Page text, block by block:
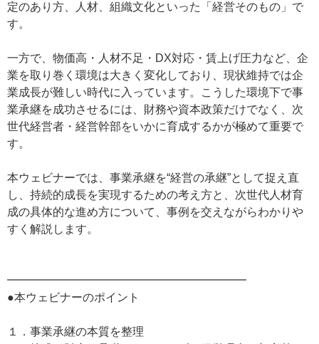
定のあり方、人材、組織文化といった「経営そのもの」で
す。
一方で、物価高・人材不足・DX対応・賃上げ圧力など、企
業を取り巻く環境は大きく変化しており、現状維持では企
業成長が難しい時代に入っています。こうした環境下で事
業承継を成功させるには、財務や資本政策だけでなく、次
世代経営者・経営幹部をいかに育成するかが極めて重要で
す。
本ウェビナーでは、事業承継を“経営の承継”として捉え直
し、持続的成長を実現するための考え方と、次世代人材育
成の具体的な進め方について、事例を交えながらわかりや
すく解説します。
━━━━━━━━━━━━━━━━━━━━━
●本ウェビナーのポイント
１．事業承継の本質を整理